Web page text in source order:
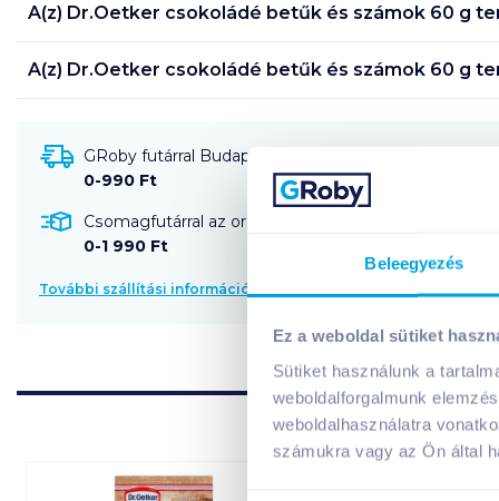
Beleegyezés
Ez a weboldal sütiket
Sütiket használunk a
weboldalforgalmunk
weboldalhasználatra
számukra vagy az Ön által
A(z) Dr.Oetker csokoládé betűk és számok 60 g
A(z) Dr.Oetker csokoládé betűk és számok 60 g
GRoby futárral Budapestre és környékére szállítható
0-990 Ft
Csomagfutárral az ország egész területére
0-1 990 Ft
További szállítási információk